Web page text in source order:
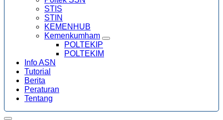
STIS
STIN
KEMENHUB
Kemenkumham
POLTEKIP
POLTEKIM
Info ASN
Tutorial
Berita
Peraturan
Tentang